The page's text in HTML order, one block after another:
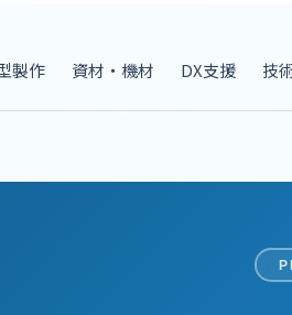
製作 資材・機材 DX支援 技